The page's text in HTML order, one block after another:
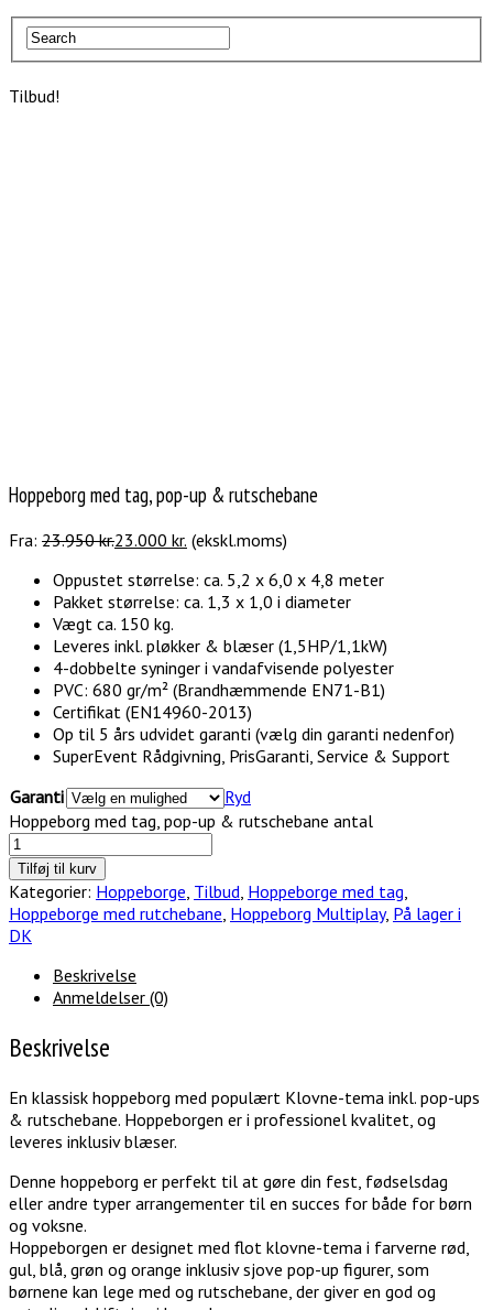
Tilbud!
Hoppeborg med tag, pop-up & rutschebane
Fra: 23.950kr.23.000 kr. (ekskl.moms)
Oppustet størrelse: ca. 5,2 x 6,0 x 4,8 meter
Pakket størrelse: ca. 1,3 x 1,0 i diameter
Vægt ca. 150 kg.
Leveres inkl. pløkker & blæser (1,5HP/1,1kW)
4-dobbelte syninger i vandafvisende polyester
PVC: 680 gr/m² (Brandhæmmende EN71-B1)
Certifikat (EN14960-2013)
Op til 5 års udvidet garanti (vælg din garanti nedenfor)
SuperEvent Rådgivning, PrisGaranti, Service & Support
Garanti
Ryd
Hoppeborg med tag, pop-up & rutschebane antal
Tilføj til kurv
Kategorier: Hoppeborge, Tilbud, Hoppeborge med tag,
Hoppeborge med rutchebane, Hoppeborg Multiplay, På lager i
DK
Beskrivelse
Anmeldelser (0)
Beskrivelse
En klassisk hoppeborg med populært Klovne-tema inkl. pop-ups
& rutschebane. Hoppeborgen er i professionel kvalitet, og
leveres inklusiv blæser.
Denne hoppeborg er perfekt til at gøre din fest, fødselsdag
eller andre typer arrangementer til en succes for både for børn
og voksne.
Hoppeborgen er designet med flot klovne-tema i farverne rød,
gul, blå, grøn og orange inklusiv sjove pop-up figurer, som
børnene kan lege med og rutschebane, der giver en god og